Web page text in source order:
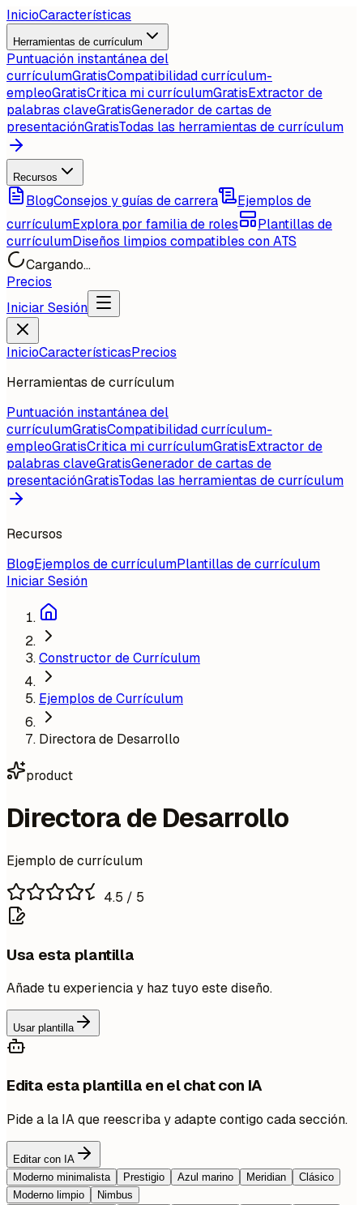
InicioCaracterísticas
Herramientas de currículum
Puntuación instantánea del
currículumGratisCompatibilidad currículum-
empleoGratisCritica mi currículumGratisExtractor de
palabras claveGratisGenerador de cartas de
presentaciónGratisTodas las herramientas de currículum
Recursos
BlogConsejos y guías de carrera
Ejemplos de
currículumExplora por familia de roles
Plantillas de
currículumDiseños limpios compatibles con ATS
Cargando...
Precios
Iniciar Sesión
InicioCaracterísticasPrecios
Herramientas de currículum
Puntuación instantánea del
currículumGratisCompatibilidad currículum-
empleoGratisCritica mi currículumGratisExtractor de
palabras claveGratisGenerador de cartas de
presentaciónGratisTodas las herramientas de currículum
Recursos
BlogEjemplos de currículumPlantillas de currículum
Iniciar Sesión
Constructor de Currículum
Ejemplos de Currículum
Directora de Desarrollo
product
Directora de Desarrollo
Ejemplo de currículum
4.5 / 5
Usa esta plantilla
Añade tu experiencia y haz tuyo este diseño.
Usar plantilla
Edita esta plantilla en el chat con IA
Pide a la IA que reescriba y adapte contigo cada sección.
Editar con IA
Moderno minimalista
Prestigio Azul marino Meridian
Clásico
Moderno limpio
Nimbus